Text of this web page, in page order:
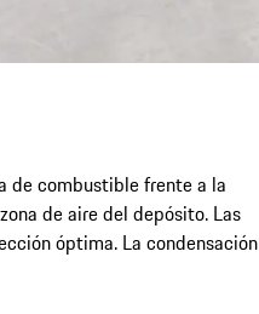
de combustible frente a la
de aire del depósito. Las
óptima. La condensación